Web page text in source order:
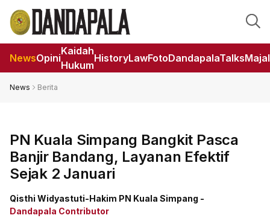
NewsOpini
Kaidah
Hukum
HistoryLawFotoDandapalaTalks
News Berita
PN Kuala Simpang Bangkit Pasca
Banjir Bandang, Layanan Efektif
Sejak 2 Januari
Qisthi Widyastuti-Hakim PN Kuala Simpang -
Dandapala Contributor